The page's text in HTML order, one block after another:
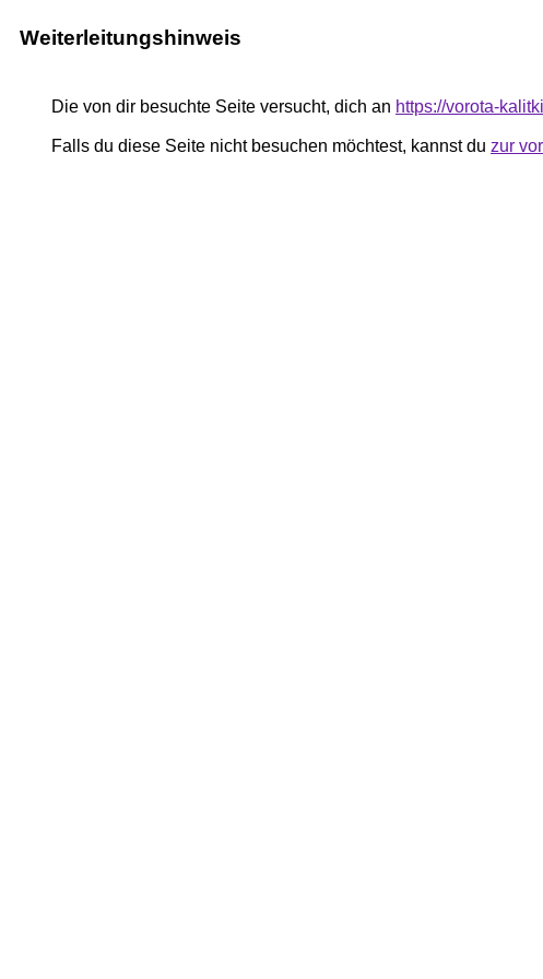
Weiterleitungshinweis
Die von dir besuchte Seite versucht, dich an https://vorota-
Falls du diese Seite nicht besuchen möchtest, kannst du zur